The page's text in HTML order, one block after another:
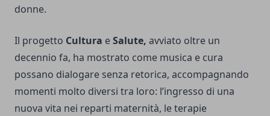
donne.
Il progetto Cultura eSalute, avviato oltre un
decennio fa, ha mostrato come musica e cura
possano dialogare senza retorica, accompagnando
momenti molto diversi tra loro: l’ingresso di una
nuova vita nei reparti maternità, le terapie